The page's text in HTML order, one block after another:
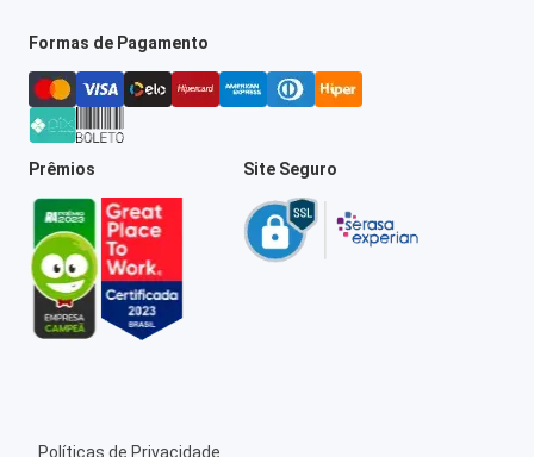
Formas de Pagamento
Prêmios Site Seguro
Políticas de Privacidade